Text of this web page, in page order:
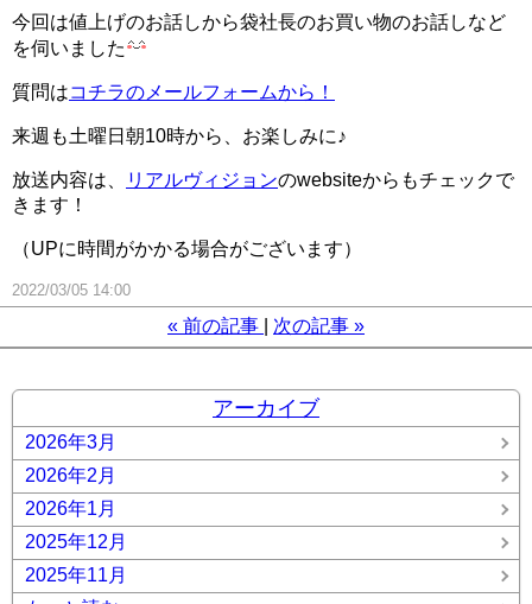
今回は値上げのお話しから袋社長のお買い物のお話しなど
を伺いました
質問はコチラのメールフォームから！
来週も土曜日朝10時から、お楽しみに♪
放送内容は、 リアルヴィジョンのwebsiteからもチェックで
きます！
（UPに時間がかかる場合がございます）
2022/03/05 14:00
« 前の記事 次の記事 »
アーカイブ
2026年3月
2026年2月
2026年1月
2025年12月
2025年11月